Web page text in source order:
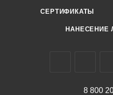
СЕРТИФИКАТЫ
НАНЕСЕНИЕ
8 800